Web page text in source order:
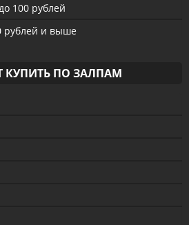
100 рублей
рублей и выше
КУПИТЬ ПО ЗАЛПАМ